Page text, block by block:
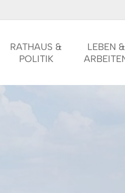
RATHAUS &
POLITIK
LEBEN &